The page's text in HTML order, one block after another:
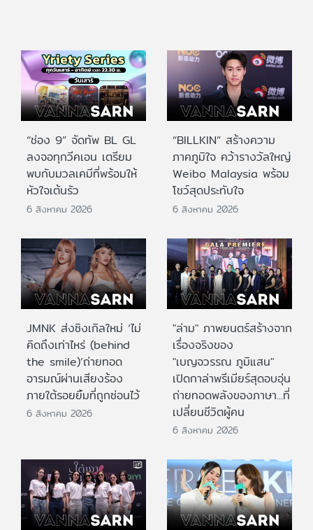
“ช่อง 9” จัดทัพ BL GL
ลงจอทุกวีคเอน เตรียม
พบกับมวลเคมีที่พร้อมให้
หัวใจเต้นรัว
6 สิงหาคม 2026
“BILLKIN” สร้างความ
ภาคภูมิใจ คว้ารางวัลใหญ่
Weibo Malaysia พร้อม
โชว์สุดประทับใจ
6 สิงหาคม 2026
JMNK ส่งซิงเกิลใหม่ ‘ไม่
คิดถึงเท่าไหร่ (behind
the smile)’ถ่ายทอด
อารมณ์ผ่านเสียงร้อง
ภายใต้รอยยิ้มที่ถูกซ่อนไว้
6 สิงหาคม 2026
"ล่าม" ภาพยนตร์สร้างจาก
เรื่องจริงของ
"เบญจวรรณ ภูมิแสน"
เปิดกาล่าพรีเมียร์สุดอบอุ่น
ถ่ายทอดพลังของภาษา...ที่
เปลี่ยนชีวิตผู้คน
6 สิงหาคม 2026